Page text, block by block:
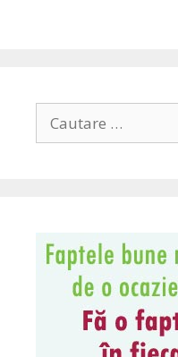
Search
for: